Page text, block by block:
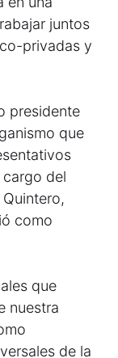
juntos
privadas y
presidente
que
cargo del
como
que
nuestra
de la